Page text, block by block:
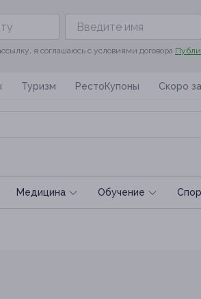
я соглашаюсь с условиями договора
Туризм РестоКупоны Скоро
Медицина Обучение